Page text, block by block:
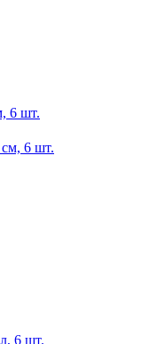
6 шт.
6 шт.